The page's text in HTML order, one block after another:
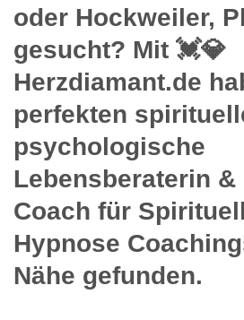
oder Hockweiler,
gesucht? Mit 💓️💎
Herzdiamant.de
perfekten
psychologische
Lebensberaterin &
Coach für
Hypnose
Nähe gefunden.